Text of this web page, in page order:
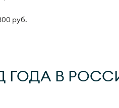
руб.
ГОДА В